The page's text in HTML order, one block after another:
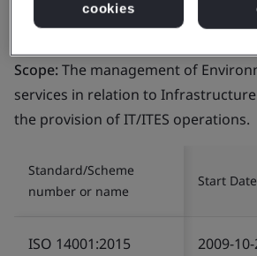
Scope:The management of
services in relation to
the provision of IT/ITES operations.
Standard/Scheme
number or name
Start Date
ISO 14001:2015 2009-
cookies